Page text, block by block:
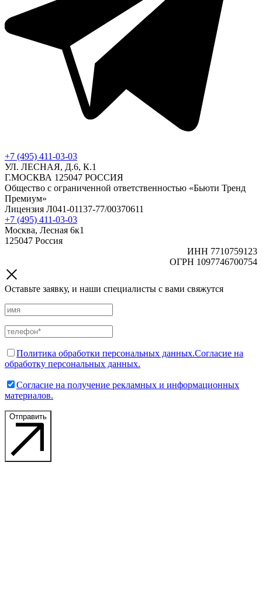
+7 (495) 411-03-03
УЛ. ЛЕСНАЯ, Д.6, К.1
Г.МОСКВА 125047 РОССИЯ
Общество с ограниченной ответственностью «Бьюти Тренд
Премиум»
Лицензия Л041-01137-77/00370611
+7 (495) 411-03-03
Москва, Лесная 6к1
125047 Россия
ИНН 7710759123
ОГРН 1097746700754
Оставьте заявку, и наши специалисты с вами свяжутся
Политика обработки персональных данных.Согласие на
обработку персональных данных.
Согласие на получение рекламных и информационных
материалов.
Отправить